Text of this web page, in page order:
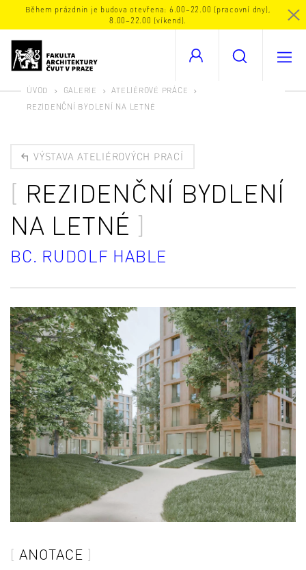
Během prázdnin je budova otevřena: 6.00–22.00 (pracovní dny),
8.00–22.00 (víkend).
ÚVOD GALERIE
ATELIÉROVÉ PRÁCE
REZIDENČNÍ BYDLENÍ NA LETNÉ
VÝSTAVA ATELIÉROVÝCH PRACÍ
REZIDENČNÍ BYDLENÍ
NA LETNÉ
BC. RUDOLF HABLE
ANOTACE